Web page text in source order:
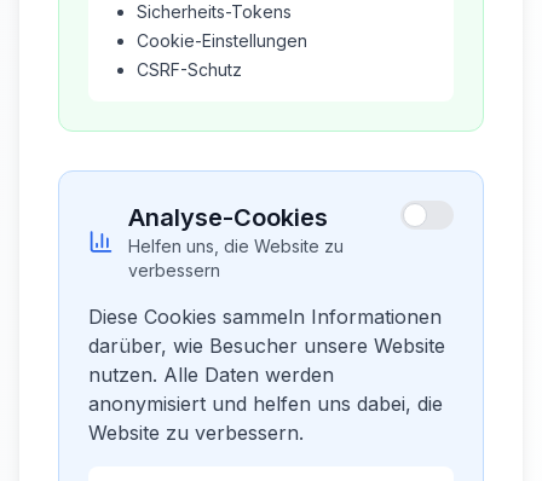
Sicherheits-Tokens
Cookie-Einstellungen
CSRF-Schutz
Analyse-Cookies
Helfen uns, die Website zu
verbessern
Diese Cookies sammeln Informationen
darüber, wie Besucher unsere Website
nutzen. Alle Daten werden
anonymisiert und helfen uns dabei, die
Website zu verbessern.